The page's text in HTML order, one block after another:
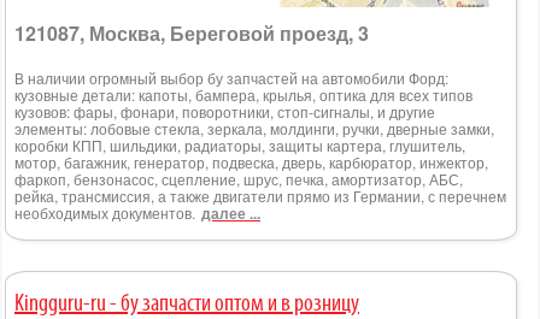
121087, Москва, Береговой проезд, 3
В наличии огромный выбор бу запчастей на автомобили Форд:
кузовные детали: капоты, бампера, крылья, оптика для всех типов
кузовов: фары, фонари, поворотники, стоп-сигналы, и другие
элементы: лобовые стекла, зеркала, молдинги, ручки, дверные замки,
коробки КПП, шильдики, радиаторы, защиты картера, глушитель,
мотор, багажник, генератор, подвеска, дверь, карбюратор, инжектор,
фаркоп, бензонасос, сцепление, шрус, печка, амортизатор, АБС,
рейка, трансмиссия, а также двигатели прямо из Германии, с перечнем
необходимых документов. далее ...
Kingguru-ru - бу запчасти оптом и в розницу